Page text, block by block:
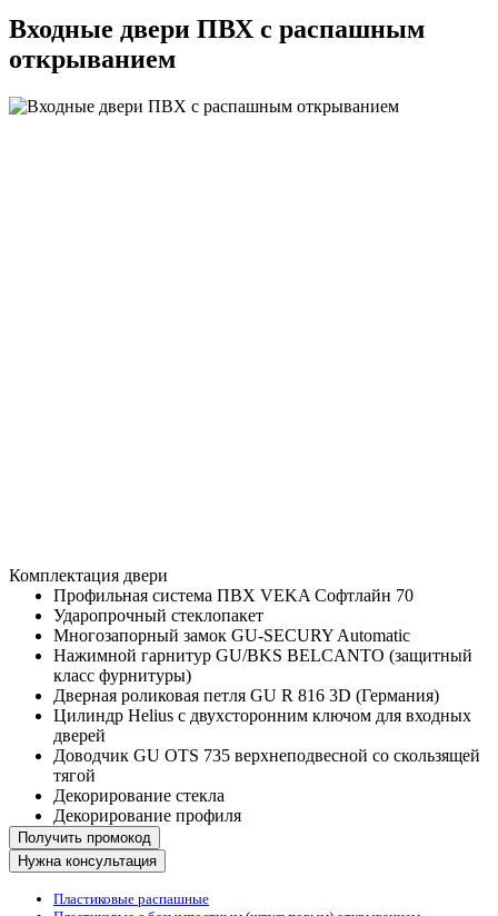
Входные двери ПВХ с распашным
открыванием
Комплектация двери
Профильная система ПВХ VEKA Софтлайн 70
Ударопрочный стеклопакет
Многозапорный замок GU-SECURY Automatic
Нажимной гарнитур GU/BKS BELCANTO (защитный
класс фурнитуры)
Дверная роликовая петля GU R 816 3D (Германия)
Цилиндр Helius с двухсторонним ключом для входных
дверей
Доводчик GU OTS 735 верхнеподвесной со скользящей
тягой
Декорирование стекла
Декорирование профиля
Получить промокод
Нужна консультация
Пластиковые распашные